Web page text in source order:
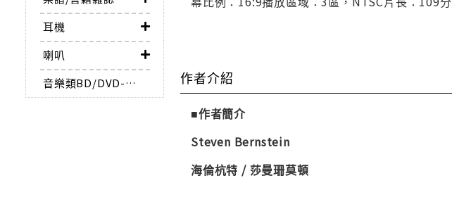
耳機
喇叭
音樂類BD/DVD-AUDIO
作者介紹
■作者簡介
Steven Bernstein
海倫杭特 / 莎曼珊莫頓